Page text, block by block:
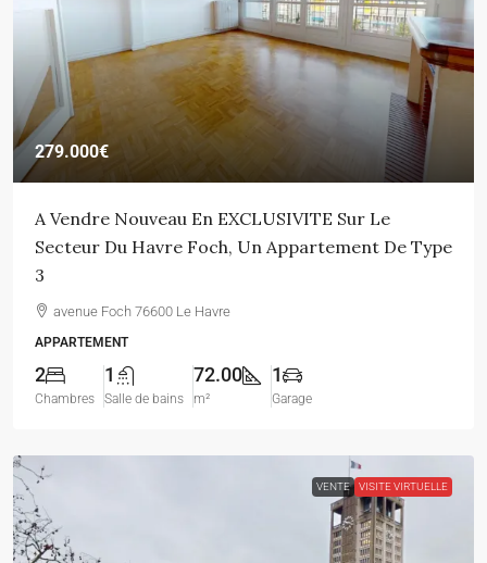
279.000€
A Vendre Nouveau En EXCLUSIVITE Sur Le
Secteur Du Havre Foch, Un Appartement De Type
3
avenue Foch 76600 Le Havre
APPARTEMENT
2
Chambres
1
Salle de bains
72.00
m²
1
Garage
VENTE VISITE VIRTUELLE